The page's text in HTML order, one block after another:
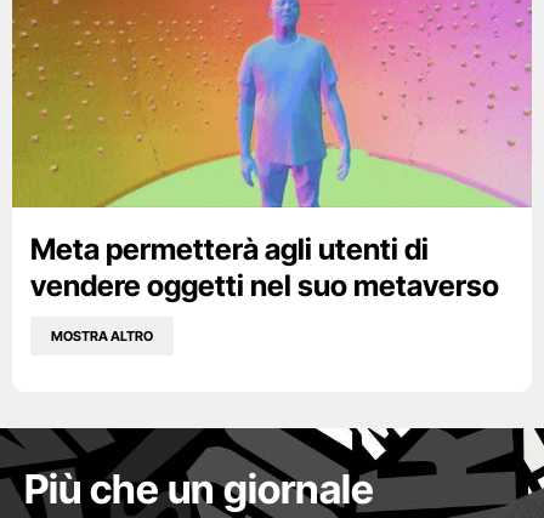
Meta permetterà agli utenti di
vendere oggetti nel suo metaverso
MOSTRA ALTRO
Più che un giornale